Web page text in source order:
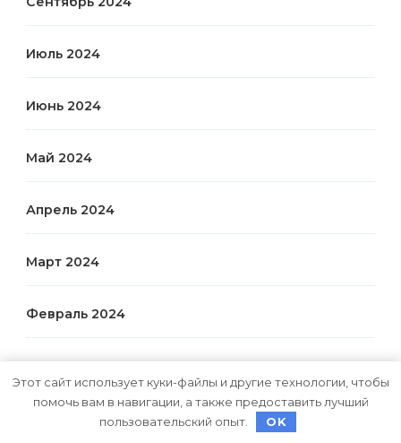
Июль 2024
Июнь 2024
Май 2024
Апрель 2024
Март 2024
Февраль 2024
Январь 2024
Декабрь 2023
Этот сайт использует куки-файлы и другие технологии, чтобы
помочь вам в навигации, а также предоставить лучший
пользовательский опыт.
OK